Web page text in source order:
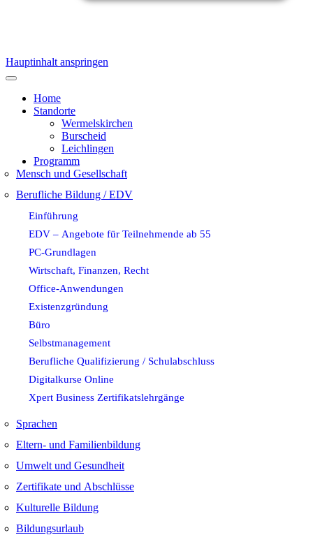
Hauptinhalt anspringen
Home
Standorte
Wermelskirchen
Burscheid
Leichlingen
Programm
Mensch und Gesellschaft
Berufliche Bildung / EDV
Einführung
EDV – Angebote für Teilnehmende ab 55
PC-Grundlagen
Wirtschaft, Finanzen, Recht
Office-Anwendungen
Existenzgründung
Büro
Selbstmanagement
Berufliche Qualifizierung / Schulabschluss
Digitalkurse Online
Xpert Business Zertifikatslehrgänge
Sprachen
Eltern- und Familienbildung
Umwelt und Gesundheit
Zertifikate und Abschlüsse
Kulturelle Bildung
Bildungsurlaub